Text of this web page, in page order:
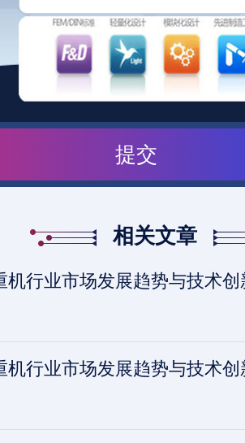
提交
相关文章
行业市场发展趋势与技术
行业市场发展趋势与技术